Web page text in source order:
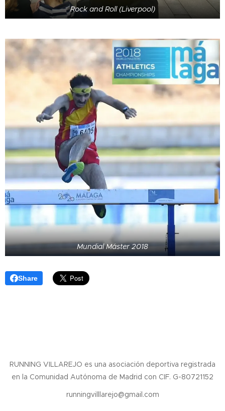
Rock and Roll (Liverpool)
Mundial Máster 2018
Share
RUNNING VILLAREJO es una asociación deportiva registrada
en la Comunidad Autónoma de Madrid con CIF. G-80721152
runningvilllarejo@gmail.com